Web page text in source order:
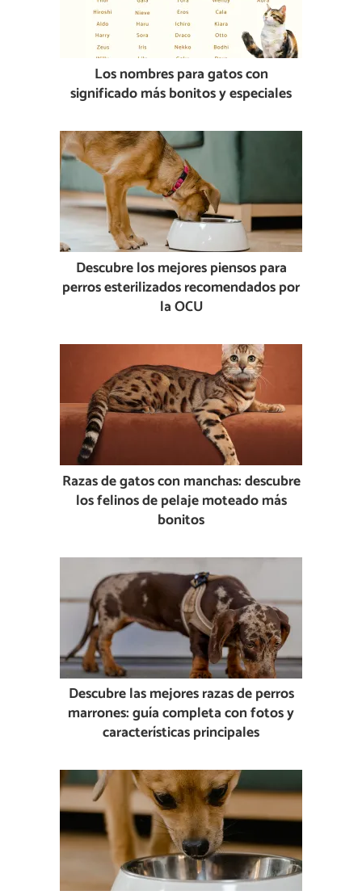
Los nombres para gatos con
significado más bonitos y especiales
Descubre los mejores piensos para
perros esterilizados recomendados por
la OCU
Razas de gatos con manchas: descubre
los felinos de pelaje moteado más
bonitos
Descubre las mejores razas de perros
marrones: guía completa con fotos y
características principales